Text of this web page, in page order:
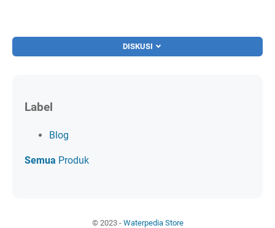
DISKUSI
Label
Blog
Semua Produk
© 2023 - Waterpedia Store